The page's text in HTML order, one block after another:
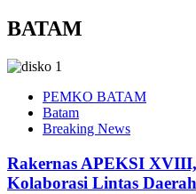
BATAM
PEMKO BATAM
Batam
Breaking News
Rakernas APEKSI
Kolaborasi Lintas Daerah